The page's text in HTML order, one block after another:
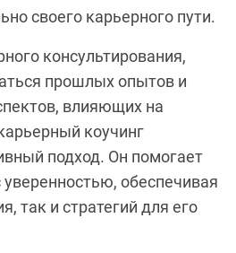
своего карьерного пути.
консультирования,
прошлых опытов и
влияющих на
коучинг
подход. Он помогает
уверенностью, обеспечивая
так и стратегий для его